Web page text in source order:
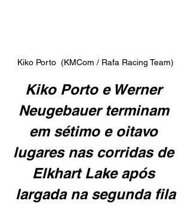
Kiko Porto  (KMCom / Rafa Racing Team)
Kiko Porto e Werner
Neugebauer terminam
em sétimo e oitavo
lugares nas corridas de
Elkhart Lake após
largada na segunda fila